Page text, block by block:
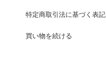
特定商取引法に基づく表記
買い物を続ける